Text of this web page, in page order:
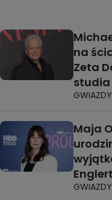
na
Zeta
studia
GWIAZDY
Maja
GWIAZDY